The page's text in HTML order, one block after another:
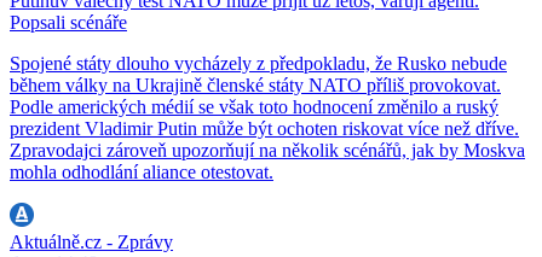
Popsali scénáře
Spojené státy dlouho vycházely z předpokladu, že Rusko nebude
během války na Ukrajině členské státy NATO příliš provokovat.
Podle amerických médií se však toto hodnocení změnilo a ruský
prezident Vladimir Putin může být ochoten riskovat více než dříve.
Zpravodajci zároveň upozorňují na několik scénářů, jak by Moskva
mohla odhodlání aliance otestovat.
Aktuálně.cz - Zprávy